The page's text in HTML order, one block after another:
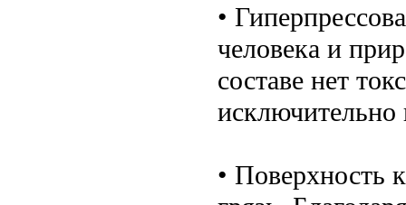
•
человека и
составе нет
исключительно
• Поверхность